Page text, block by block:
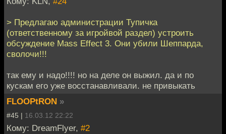
> Предлагаю администрации Тупичка
(ответственному за игройвой раздел) устроить
обсуждение Mass Effect 3. Они убили Шеппарда,
сволочи!!!
так ему и надо!!!! но на деле он выжил. да и по
кускам его уже восстанавливали. не привыкать
FLOOPtRON »
#45 | 16.03.12 22:22
Кому: DreamFlyer, #2